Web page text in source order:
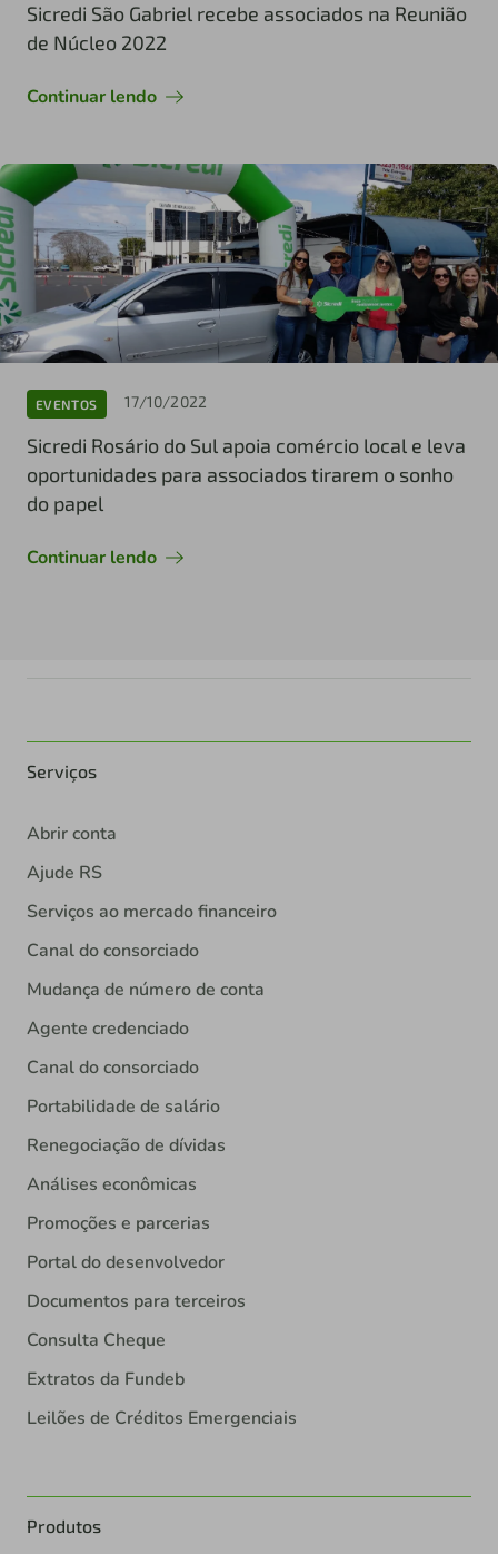
Sicredi São Gabriel recebe associados na Reunião
de Núcleo 2022
Continuar lendo
EVENTOS 17/10/2022
Sicredi Rosário do Sul apoia comércio local e leva
oportunidades para associados tirarem o sonho
do papel
Continuar lendo
Serviços
Abrir conta
Ajude RS
Serviços ao mercado financeiro
Canal do consorciado
Mudança de número de conta
Agente credenciado
Canal do consorciado
Portabilidade de salário
Renegociação de dívidas
Análises econômicas
Promoções e parcerias
Portal do desenvolvedor
Documentos para terceiros
Consulta Cheque
Extratos da Fundeb
Leilões de Créditos Emergenciais
Produtos